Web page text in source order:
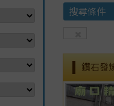
搜尋條件
鑽石發